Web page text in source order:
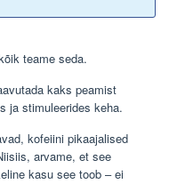
teame seda.
kaks peamist
ja stimuleerides keha.
kofeiini pikaajalised
arvame, et see
kasu see toob – ei